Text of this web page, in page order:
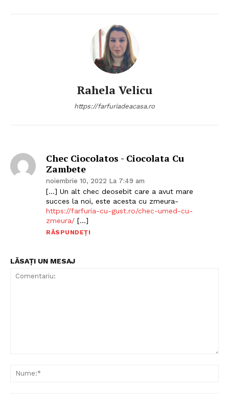
Rahela Velicu
https://farfuriadeacasa.ro
Chec Ciocolatos - Ciocolata Cu
Zambete
noiembrie 10, 2022 La 7:49 am
[…] Un alt chec deosebit care a avut mare
succes la noi, este acesta cu zmeura-
https://farfuria-cu-gust.ro/chec-umed-cu-
zmeura/ […]
RĂSPUNDEȚI
LĂSAȚI UN MESAJ